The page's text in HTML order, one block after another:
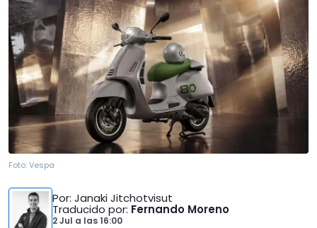
Foto:Vespa
Por: Janaki Jitchotvisut
Traducido por: Fernando Moreno
2 Jul a las16:00